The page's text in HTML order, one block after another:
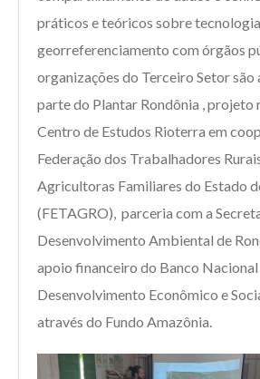
práticos e teóricos sobre
georreferenciamento com órgãos
organizações do Terceiro Setor são
parte do Plantar Rondônia , projeto
Centro de Estudos Rioterra em
Federação dos Trabalhadores
Agricultoras Familiares do Estado
(FETAGRO), parceria com a
Desenvolvimento Ambiental de
apoio financeiro do Banco Nacional
Desenvolvimento Econômico e
através do Fundo Amazônia.